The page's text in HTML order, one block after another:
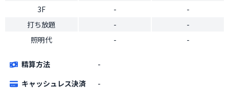
3F
-
-
打ち放題
-
-
照明代
- -
精算方法
-
キャッシュレス決済
-